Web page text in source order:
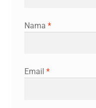
Nama *
Email *